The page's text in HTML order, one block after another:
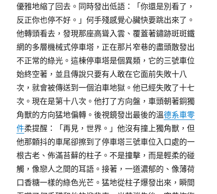
優雅地縮了回去。同時發出低語：「你還是別看了，
反正你也停不好。」何手殘感覺心臟快要跳出來了。
他轉頭看去，發現那座高聳入雲、覆蓋著鏽跡斑斑鐵
網的多層機械式停車塔，正在那片窄巷的盡頭散發出
不正常的綠光。這棟停車塔是個異類，它的三號車位
始終空著，並且傳說只要有人敢在它面前失敗十八
次，就會被傳送到一個泊車地獄。他已經失敗了十七
次。現在是第十八次。他打了方向盤，車頭朝著銅獨
角獸的方向猛地偏轉。後視鏡發出最後的溫德系車零
件柔提醒：「再見，世界。」他沒有撞上獨角獸，但
他那顫抖的車尾卻擦到了停車塔三號車位入口處的一
根古老、佈滿苔蘚的柱子。不是撞擊，而是輕柔的碰
觸，像戀人之間的耳語。接著，一道濃郁的、像薄荷
口香糖一樣的綠色光芒。猛地從柱子爆發出來，瞬間